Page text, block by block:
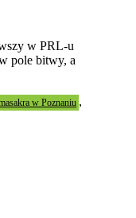
w PRL-u
pole bitwy, a
w Poznaniu ,